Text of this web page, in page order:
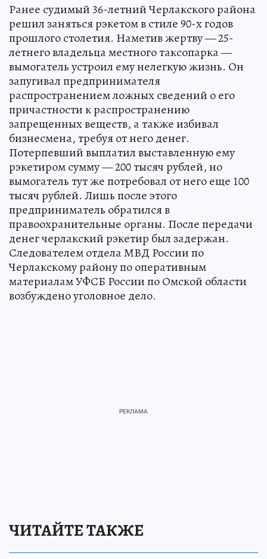
Ранее судимый 36-летний Черлакского района
решил заняться рэкетом в стиле 90-х годов
прошлого столетия. Наметив жертву — 25-
летнего владельца местного таксопарка —
вымогатель устроил ему нелегкую жизнь. Он
запугивал предпринимателя
распространением ложных сведений о его
причастности к распространению
запрещенных веществ, а также избивал
бизнесмена, требуя от него денег.
Потерпевший выплатил выставленную ему
рэкетиром сумму — 200 тысяч рублей, но
вымогатель тут же потребовал от него еще 100
тысяч рублей. Лишь после этого
предприниматель обратился в
правоохранительные органы. После передачи
денег черлакский рэкетир был задержан.
Следователем отдела МВД России по
Черлакскому району по оперативным
материалам УФСБ России по Омской области
возбуждено уголовное дело.
ЧИТАЙТЕ ТАКЖЕ